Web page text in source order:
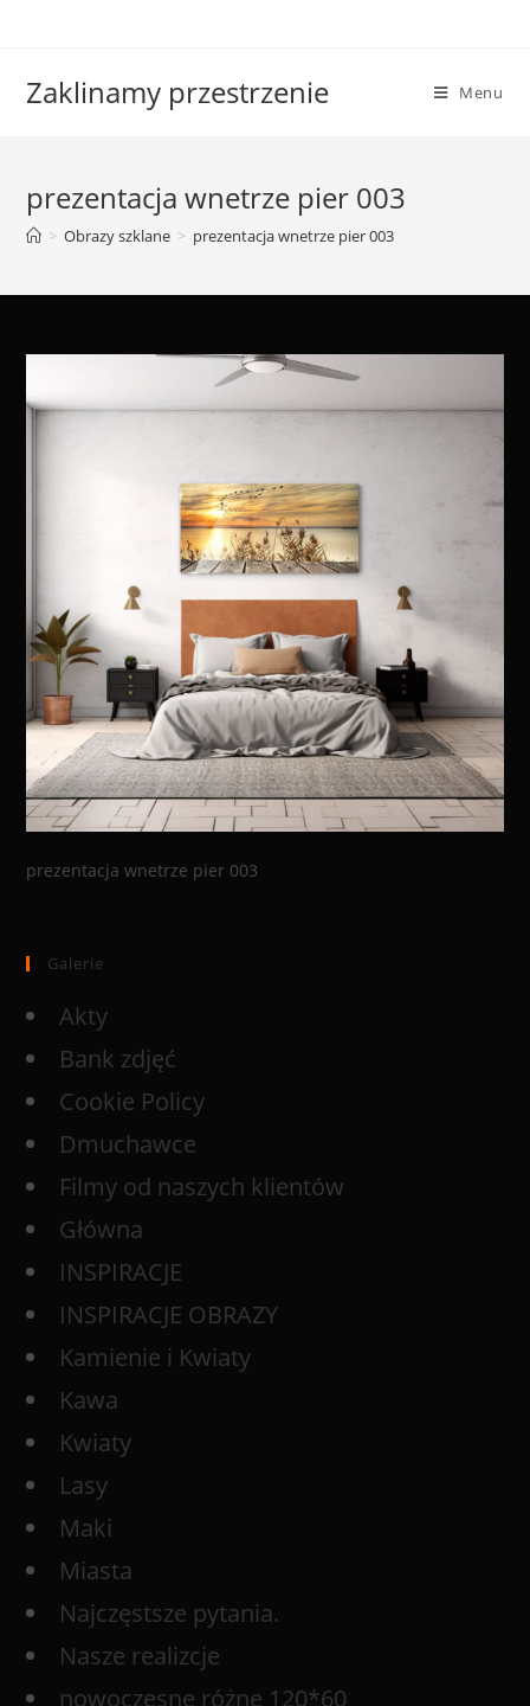
Zaklinamy przestrzenie Menu
prezentacja wnetrze pier 003
> Obrazy szklane > prezentacja wnetrze pier 003
prezentacja wnetrze pier 003
Galerie
Akty
Bank zdjęć
Cookie Policy
Dmuchawce
Filmy od naszych klientów
Główna
INSPIRACJE
INSPIRACJE OBRAZY
Kamienie i Kwiaty
Kawa
Kwiaty
Lasy
Maki
Miasta
Najczęstsze pytania.
Nasze realizcje
nowoczesne różne 120*60